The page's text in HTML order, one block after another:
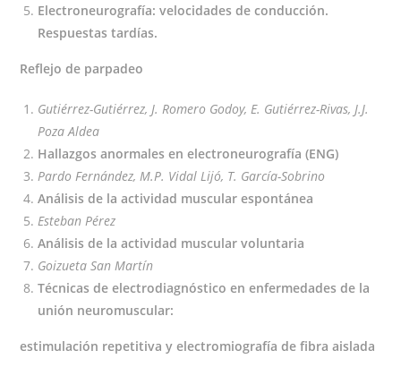
Electroneurografía: velocidades de conducción.
Respuestas tardías.
Reflejo de parpadeo
Gutiérrez-Gutiérrez, J. Romero Godoy, E. Gutiérrez-Rivas, J.J.
Poza Aldea
Hallazgos anormales en electroneurografía (ENG)
Pardo Fernández, M.P. Vidal Lijó, T. García-Sobrino
Análisis de la actividad muscular espontánea
Esteban Pérez
Análisis de la actividad muscular voluntaria
Goizueta San Martín
Técnicas de electrodiagnóstico en enfermedades de la
unión neuromuscular:
estimulación repetitiva y electromiografía de fibra aislada